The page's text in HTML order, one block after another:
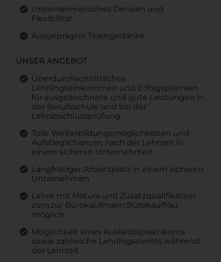
Unternehmerisches Denken und
Flexibilität
Ausgeprägter Teamgedanke
UNSER ANGEBOT
Überdurchschnittliches
Lehrlingseinkommen und Erfolgsprämien
für ausgezeichnete und gute Leistungen in
der Berufsschule und bei der
Lehrabschlussprüfung
Tolle Weiterbildungsmöglichkeiten und
Aufstiegschancen nach der Lehrzeit in
einem sicheren Unternehmen
Langfristiger Arbeitsplatz in einem sicheren
Unternehmen
Lehre mit Matura und Zusatzqualifikation
zum:zur Bürokaufmann:Bürokauffrau
möglich
Möglichkeit eines Auslandspraktikums
sowie zahlreiche Lehrlingsevents während
der Lehrzeit